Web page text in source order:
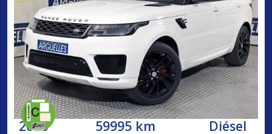
2018 59995 km Diésel